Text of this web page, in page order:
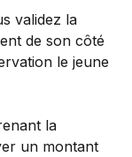
validez la
de son côté
le jeune
la
un montant